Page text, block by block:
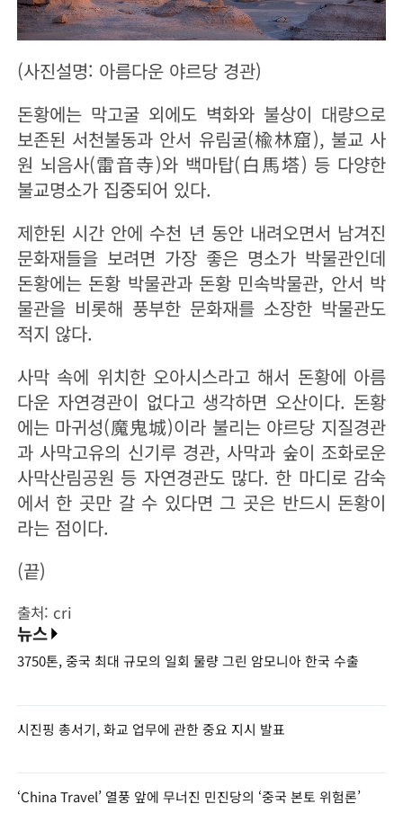
(사진설명: 아름다운 야르당 경관)
돈황에는 막고굴 외에도 벽화와 불상이 대량으로
보존된 서천불동과 안서 유림굴(楡林窟), 불교 사
원 뇌음사(雷音寺)와 백마탑(白馬塔) 등 다양한
불교명소가 집중되어 있다.
제한된 시간 안에 수천 년 동안 내려오면서 남겨진
문화재들을 보려면 가장 좋은 명소가 박물관인데
돈황에는 돈황 박물관과 돈황 민속박물관, 안서 박
물관을 비롯해 풍부한 문화재를 소장한 박물관도
적지 않다.
사막 속에 위치한 오아시스라고 해서 돈황에 아름
다운 자연경관이 없다고 생각하면 오산이다. 돈황
에는 마귀성(魔鬼城)이라 불리는 야르당 지질경관
과 사막고유의 신기루 경관, 사막과 숲이 조화로운
사막산림공원 등 자연경관도 많다. 한 마디로 감숙
에서 한 곳만 갈 수 있다면 그 곳은 반드시 돈황이
라는 점이다.
(끝)
출처: cri
뉴스
3750톤, 중국 최대 규모의 일회 물량 그린 암모니아 한국 수출
시진핑 총서기, 화교 업무에 관한 중요 지시 발표
‘China Travel’ 열풍 앞에 무너진 민진당의 ‘중국 본토 위험론’